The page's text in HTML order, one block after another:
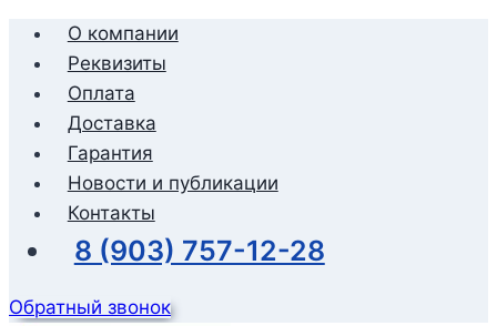
Перейти
содержимому
О компании
Реквизиты
Оплата
Доставка
Гарантия
Новости и публикации
Контакты
8 (903) 757-12-28
Обратный звонок